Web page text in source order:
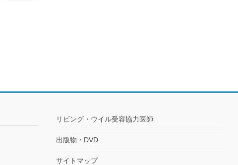
リビング・ウイル受容協力医師
出版物・DVD
サイトマップ